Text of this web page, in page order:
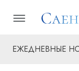
ЕЖЕДНЕВНЫЕ